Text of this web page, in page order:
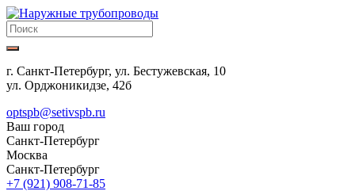
г. Санкт-Петербург, ул. Бестужевская, 10
ул. Орджоникидзе, 42б
optspb@setivspb.ru
Ваш город
Санкт-Петербург
Москва
Санкт-Петербург
+7 (921) 908-71-85